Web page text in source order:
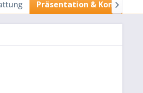
Präsentation & Konferenz
